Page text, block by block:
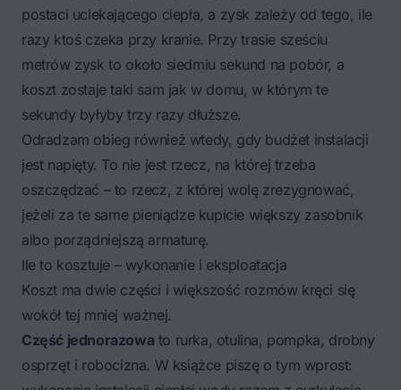
postaci uciekającego ciepła, a zysk zależy od tego, ile
razy ktoś czeka przy kranie. Przy trasie sześciu
metrów zysk to około siedmiu sekund na pobór, a
koszt zostaje taki sam jak w domu, w którym te
sekundy byłyby trzy razy dłuższe.
Odradzam obieg również wtedy, gdy budżet instalacji
jest napięty. To nie jest rzecz, na której trzeba
oszczędzać – to rzecz, z której wolę zrezygnować,
jeżeli za te same pieniądze kupicie większy zasobnik
albo porządniejszą armaturę.
Ile to kosztuje – wykonanie i eksploatacja
Koszt ma dwie części i większość rozmów kręci się
wokół tej mniej ważnej.
Część jednorazowa to rurka, otulina, pompka, drobny
osprzęt i robocizna. W książce piszę o tym wprost: